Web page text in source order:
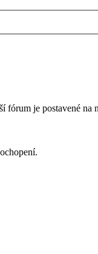
je postavené